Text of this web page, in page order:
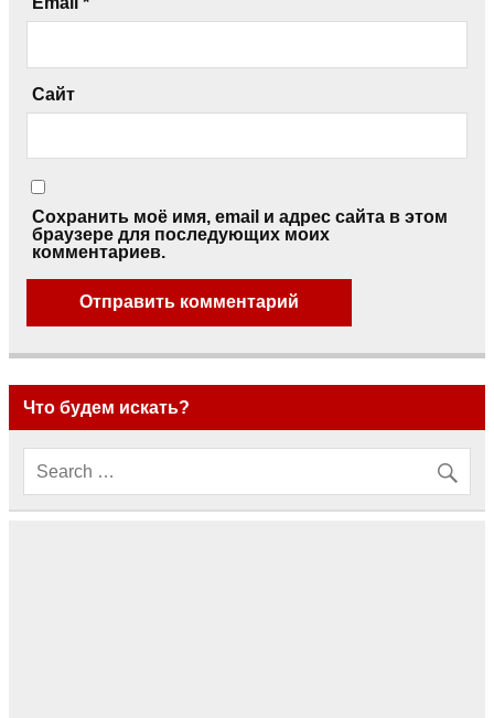
Сайт
Сохранить моё имя, email и адрес сайта в этом
браузере для последующих моих
комментариев.
Что будем искать?